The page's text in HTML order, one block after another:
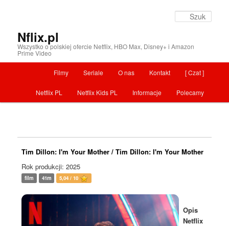
Nflix.pl
Wszystko o polskiej ofercie Netflix, HBO Max, Disney+ i Amazon
Prime Video
Menu główne
Przeskocz do tekstu [ Czat ]
Kontakt
O nas
Seriale
Filmy
Polecamy
Informacje
Netflix Kids PL
Netflix PL
Tim Dillon: I'm Your Mother / Tim Dillon: I'm Your Mother
Rok produkcji: 2025
film 41m 5,04 / 10
Opis
Netflix